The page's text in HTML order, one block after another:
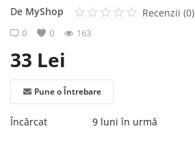
De MyShop Recenzii (0)
0 0 163
33 Lei
Pune o Întrebare
Încărcat 9 luni în urmă